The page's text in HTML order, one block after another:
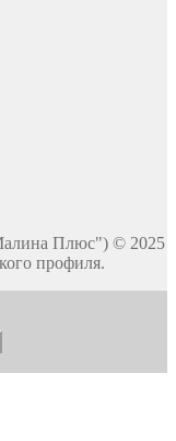
Плюс") © 2025
профиля.